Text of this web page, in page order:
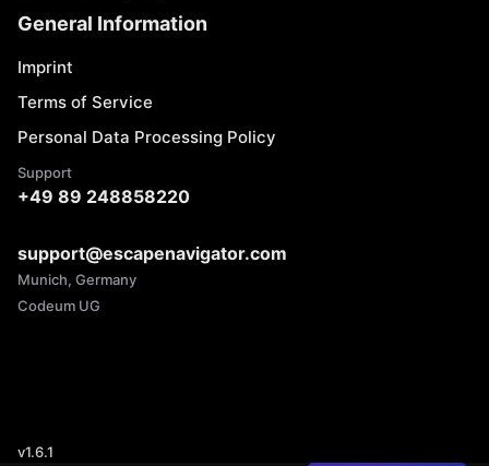
General Information
Imprint
Terms of Service
Personal Data Processing Policy
Support
+49 89 248858220
support@escapenavigator.com
Munich, Germany
Codeum UG
v1.6.1